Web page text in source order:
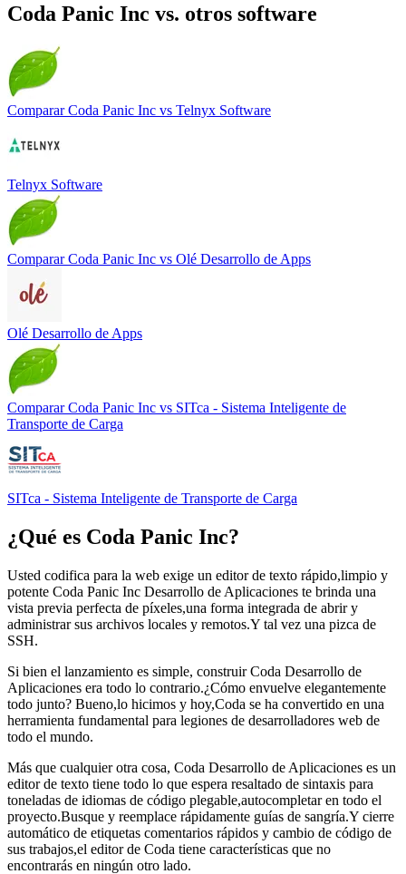
Coda Panic Inc vs. otros software
Comparar Coda Panic Inc vs Telnyx Software
Telnyx Software
Comparar Coda Panic Inc vs Olé Desarrollo de Apps
Olé Desarrollo de Apps
Comparar Coda Panic Inc vs SITca - Sistema Inteligente de
Transporte de Carga
SITca - Sistema Inteligente de Transporte de Carga
¿Qué es Coda Panic Inc?
Usted codifica para la web exige un editor de texto rápido,limpio y
potente Coda Panic Inc Desarrollo de Aplicaciones te brinda una
vista previa perfecta de píxeles,una forma integrada de abrir y
administrar sus archivos locales y remotos.Y tal vez una pizca de
SSH.
Si bien el lanzamiento es simple, construir Coda Desarrollo de
Aplicaciones era todo lo contrario.¿Cómo envuelve elegantemente
todo junto? Bueno,lo hicimos y hoy,Coda se ha convertido en una
herramienta fundamental para legiones de desarrolladores web de
todo el mundo.
Más que cualquier otra cosa, Coda Desarrollo de Aplicaciones es un
editor de texto tiene todo lo que espera resaltado de sintaxis para
toneladas de idiomas de código plegable,autocompletar en todo el
proyecto.Busque y reemplace rápidamente guías de sangría.Y cierre
automático de etiquetas comentarios rápidos y cambio de código de
sus trabajos,el editor de Coda tiene características que no
encontrarás en ningún otro lado.